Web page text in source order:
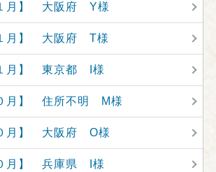
１月】 大阪府 Y様
１月】 大阪府 T様
１月】 東京都 I様
０月】 住所不明 M様
０月】 大阪府 O様
０月】 兵庫県 I様